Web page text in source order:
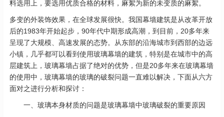
料选用上，要选用优质合格的材料，麻絮为新的未变质的麻絮。
多变的外装饰效果，在全球发展很快。我国幕墙建筑是从改革开放
后的1983年开始起步，90年代中期形成高潮，到目前，20多年来
呈现了大规模、高速发展的态势。从东部的沿海城市到西部的边远
小镇，几乎都可以看到使用玻璃幕墙的建筑，特别是在城市中的高
层建筑上，玻璃幕墙占据了绝对的优势，但是20多年来在玻璃幕墙
的使用中，玻璃幕墙的玻璃的破裂问题一直难以解决，下面从六方
面对之进行分析和探讨：
一、玻璃本身材质的问题是玻璃幕墙中玻璃破裂的重要原因